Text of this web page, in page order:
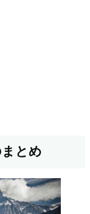
とめ